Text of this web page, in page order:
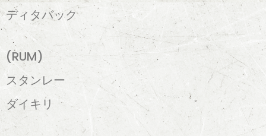
ディタバック
(RUM)
スタンレー
ダイキリ